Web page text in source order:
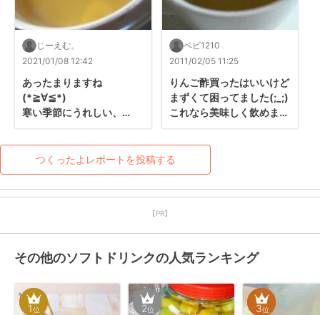
じーえむ。
2021/01/08 12:42
あったまりますね
(*≧∀≦*)
寒い季節にうれしい、
ありがとうございましたー
っ！！
ベビ1210
2011/02/05 11:25
りんご酢買ったはいいけど
まずくて困ってました(;_;)
これなら美味しく飲めます
つくったよレポートを投稿する
【PR】
その他のソフトドリンクの人気ランキング
1位 2位 3位